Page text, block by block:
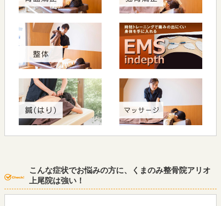
こんな症状でお悩みの方に、くまのみ整骨院アリオ
上尾院は強い！